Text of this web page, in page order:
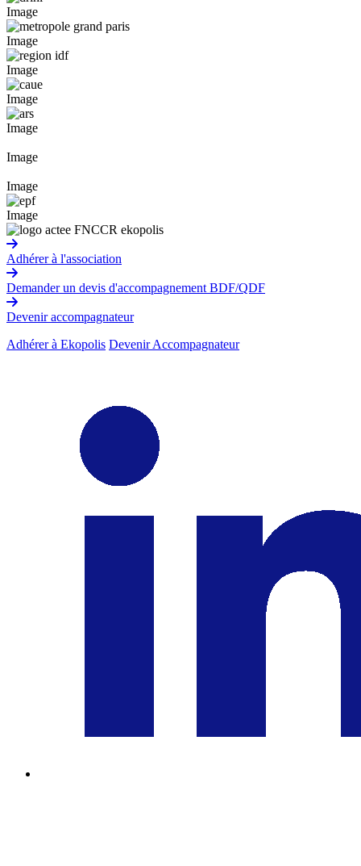
Image
Image
Image
Image
Image
Image
Image
Image
Adhérer à l'association
Demander un devis d'accompagnement BDF/QDF
Devenir accompagnateur
Adhérer à Ekopolis Devenir Accompagnateur